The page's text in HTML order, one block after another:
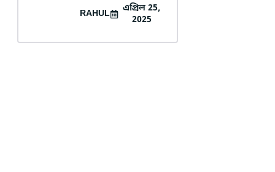
RAHUL
এপ্রিল 25,
2025